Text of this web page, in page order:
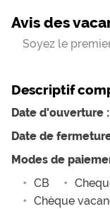
Avis des
Soyez le
Descriptif
Date d'ouverture
Date de
Modes de
CB
Chèque